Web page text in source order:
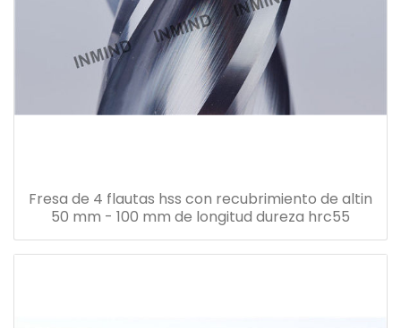
Fresa de 4 flautas hss con recubrimiento de altin
50 mm - 100 mm de longitud dureza hrc55